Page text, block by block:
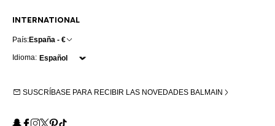
INTERNATIONAL
País:España - €
Idioma:
SUSCRÍBASE PARA RECIBIR LAS NOVEDADES BALMAIN